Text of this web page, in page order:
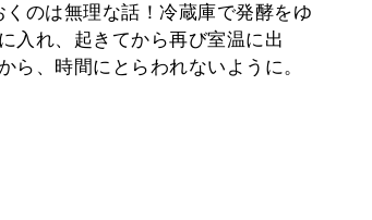
のは無理な話！冷蔵庫で発酵をゆ
入れ、起きてから再び室温に出
、時間にとらわれないように。